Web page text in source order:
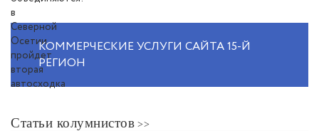
КОММЕРЧЕСКИЕ УСЛУГИ САЙТА 15-Й
РЕГИОН
Статьи колумнистов